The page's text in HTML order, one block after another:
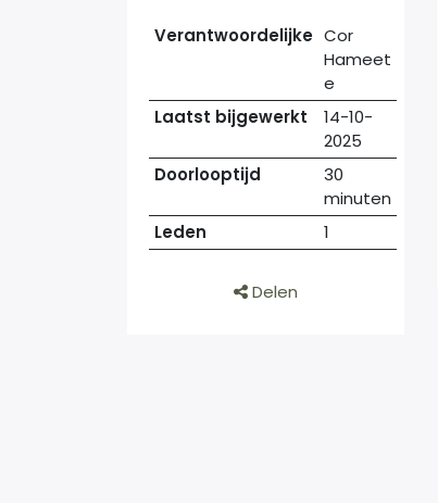
Verantwoordelijke Cor
Hameet
e
Laatst bijgewerkt
14-10-
2025
Doorlooptijd
30
minuten
Leden
1
Delen